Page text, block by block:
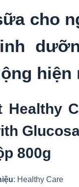
cho
hiện
Healthy
800g
: Healthy Care